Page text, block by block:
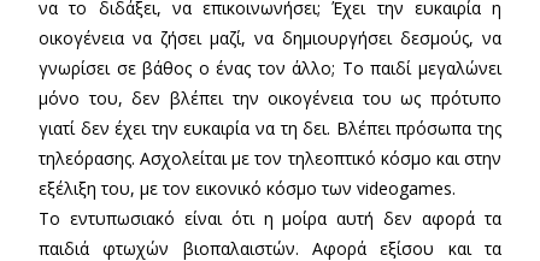
να το διδάξει, να επικοινωνήσει; Έχει την ευκαιρία η
οικογένεια να ζήσει μαζί, να δημιουργήσει δεσμούς, να
γνωρίσει σε βάθος ο ένας τον άλλο; Το παιδί μεγαλώνει
μόνο του, δεν βλέπει την οικογένεια του ως πρότυπο
γιατί δεν έχει την ευκαιρία να τη δει. Βλέπει πρόσωπα της
τηλεόρασης. Ασχολείται με τον τηλεοπτικό κόσμο και στην
εξέλιξη του, με τον εικονικό κόσμο των videogames.
Το εντυπωσιακό είναι ότι η μοίρα αυτή δεν αφορά τα
παιδιά φτωχών βιοπαλαιστών. Αφορά εξίσου και τα